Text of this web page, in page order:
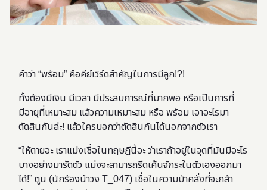
คำว่า “พร้อม” คือคีย์เวิร์ดสำคัญในการมีลูก!?!
ทั้งต้องมีเงิน มีเวลา มีประสบการณ์ที่มากพอ หรือเป็นการที่
มีอายุที่เหมาะสม แล้วความเหมาะสม หรือ พร้อม เอาอะไรมา
ตัดสินกันล่ะ! แล้วใครบอกว่าตัดสินกันได้นอกจากตัวเรา
“ให้ตายอะ เราแม่งเชื่อในทฤษฎีนี้อะ ว่าเราถ้าอยู่ในจุดที่มันมีอะไร
บางอย่างมารัดตัว แม่งจะสามารถรีดเค้นจักระในตัวเองออกมา
ได้!” ตูน (นักร้องนำวง T_047) เชื่อในความบ้าคลั่งที่จะกล้า